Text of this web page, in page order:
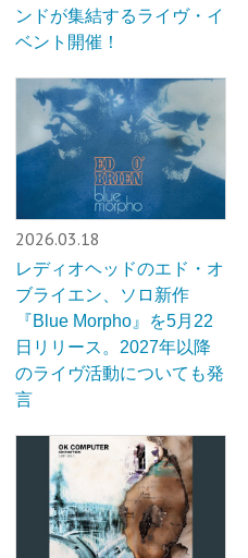
ンドが集結するライヴ・イ
ベント開催！
2026.03.18
レディオヘッドのエド・オ
ブライエン、ソロ新作
『Blue Morpho』を5月22
日リリース。2027年以降
のライヴ活動についても発
言